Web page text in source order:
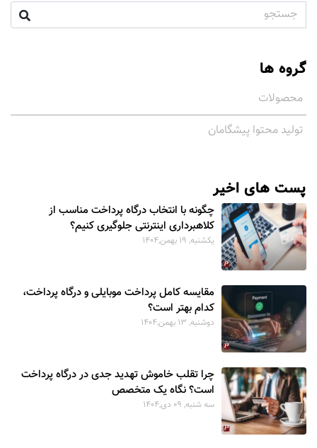
گروه ها
محصولات
تولید محتوا پیشگامان
پست های اخیر
چگونه با انتخاب درگاه پرداخت مناسب از
کلاهبرداری اینترنتی جلوگیری کنیم؟
يكشنبه, 19 بهمن,1404
مقایسه کامل پرداخت موبایلی و درگاه پرداخت،
کدام بهتر است؟
دوشنبه, 13 بهمن,1404
چرا تقلب خاموش تهدید جدی در درگاه پرداخت
است؟ نگاه یک متخصص
سه شنبه, 09 دی,1404